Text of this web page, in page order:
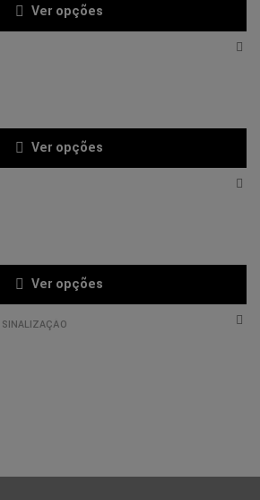
Ver opções
Ver opções
Ver opções
SINALIZAÇÃO